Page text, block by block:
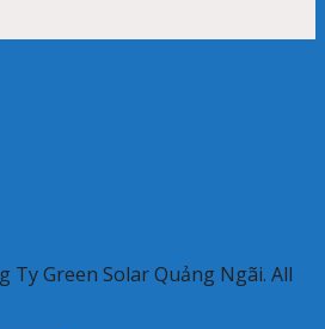
Ty Green Solar Quảng Ngãi. All